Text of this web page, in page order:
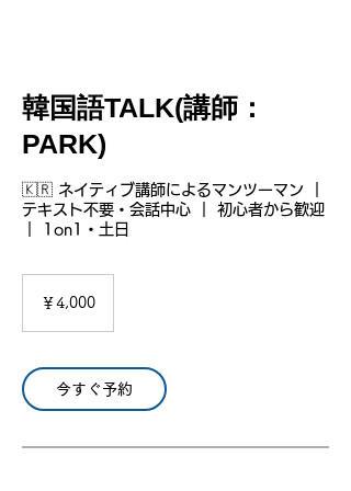
韓国語TALK(講師：
PARK)
🇰🇷 ネイティブ講師によるマンツーマン ｜
テキスト不要・会話中心 ｜ 初心者から歓迎
｜ 1on1・土日
￥4,000
今すぐ予約